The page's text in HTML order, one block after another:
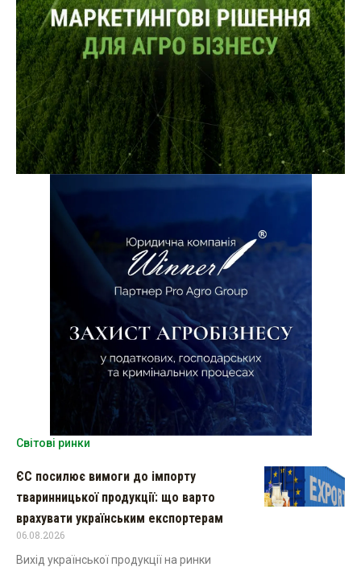
Світові ринки
ЄС посилює вимоги до імпорту
тваринницької продукції: що варто
врахувати українським експортерам
06.08.2026
Вихід української продукції на ринки